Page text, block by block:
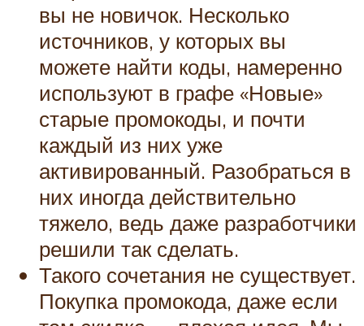
вы не новичок. Несколько
источников, у которых вы
можете найти коды, намеренно
используют в графе «Новые»
старые промокоды, и почти
каждый из них уже
активированный. Разобраться в
них иногда действительно
тяжело, ведь даже разработчики
решили так сделать.
Такого сочетания не существует.
Покупка промокода, даже если